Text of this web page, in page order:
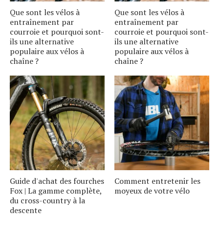
Que sont les vélos à
entraînement par
courroie et pourquoi sont-
ils une alternative
populaire aux vélos à
chaîne ?
Que sont les vélos à
entraînement par
courroie et pourquoi sont-
ils une alternative
populaire aux vélos à
chaîne ?
Guide d'achat des fourches
Fox | La gamme complète,
du cross-country à la
descente
Comment entretenir les
moyeux de votre vélo
S
e
a
r
c
h
f
o
r
: